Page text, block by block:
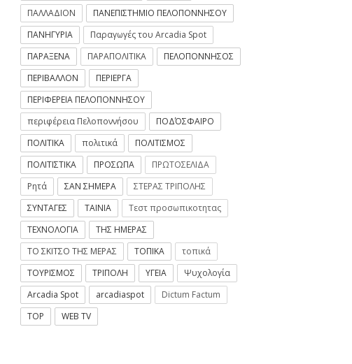
ΠΑΛΛΑΔΙΟΝ
ΠΑΝΕΠΙΣΤΗΜΙΟ ΠΕΛΟΠΟΝΝΗΣΟΥ
ΠΑΝΗΓΥΡΙΑ
Παραγωγές του Arcadia Spot
ΠΑΡΑΞΕΝΑ
ΠΑΡΑΠΟΛΙΤΙΚΑ
ΠΕΛΟΠΟΝΝΗΣΟΣ
ΠΕΡΙΒΑΛΛΟΝ
ΠΕΡΙΕΡΓΑ
ΠΕΡΙΦΕΡΕΙΑ ΠΕΛΟΠΟΝΝΗΣΟΥ
περιφέρεια Πελοποννήσου
ΠΟΔΌΣΦΑΙΡΟ
ΠΟΛΙΤΙΚΑ
πολιτικά
ΠΟΛΙΤΙΣΜΟΣ
ΠΟΛΙΤΙΣΤΙΚΑ
ΠΡΟΣΩΠΑ
ΠΡΩΤΟΣΕΛΙΔΑ
Ρητά
ΣΑΝ ΣΗΜΕΡΑ
ΣΤΕΡΑΣ ΤΡΙΠΟΛΗΣ
ΣΥΝΤΑΓΕΣ
ΤΑΙΝΙΑ
Τεστ προσωπικοτητας
ΤΕΧΝΟΛΟΓΙΑ
ΤΗΣ ΗΜΕΡΑΣ
ΤΟ ΣΚΙΤΣΟ ΤΗΣ ΜΕΡΑΣ
ΤΟΠΙΚΑ
τοπικά
ΤΟΥΡΙΣΜΟΣ
ΤΡΙΠΟΛΗ ΥΓΕΙΑ
Ψυχολογία
Arcadia Spot
arcadiaspot
Dictum Factum
TOP
WEB TV